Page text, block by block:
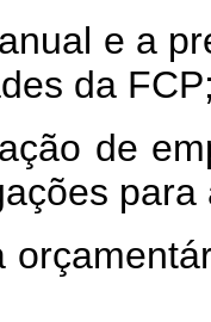
e a
da
de
para